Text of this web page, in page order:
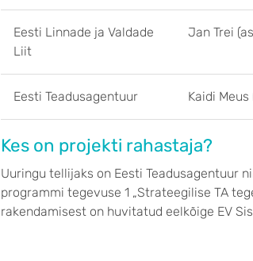
Eesti Linnade ja Valdade
Liit
Jan Trei
Eesti Teadusagentuur Kaidi
Kes on projekti rahastaja?
Uuringu tellijaks on Eesti Teadusagentuur
programmi tegevuse 1 „Strateegilise TA
rakendamisest on huvitatud eelkõige EV